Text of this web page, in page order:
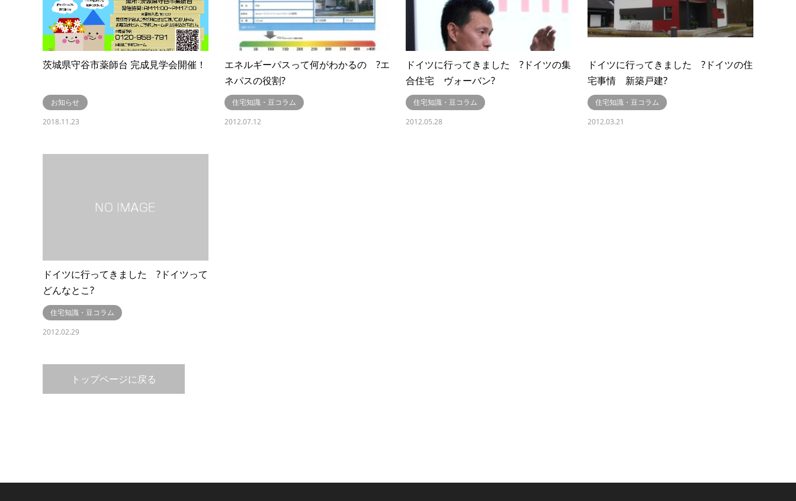
茨城県守谷市薬師台 完成見学会開催！
お知らせ
2018.11.23
エネルギーパスって何がわかるの ?エ
ネパスの役割?
住宅知識・豆コラム
2012.07.12
ドイツに行ってきました ?ドイツの集
合住宅 ヴォーバン?
住宅知識・豆コラム
2012.05.28
ドイツに行ってきました ?ドイツの住
宅事情 新築戸建?
住宅知識・豆コラム
2012.03.21
ドイツに行ってきました ?ドイツって
どんなとこ?
住宅知識・豆コラム
2012.02.29
トップページに戻る